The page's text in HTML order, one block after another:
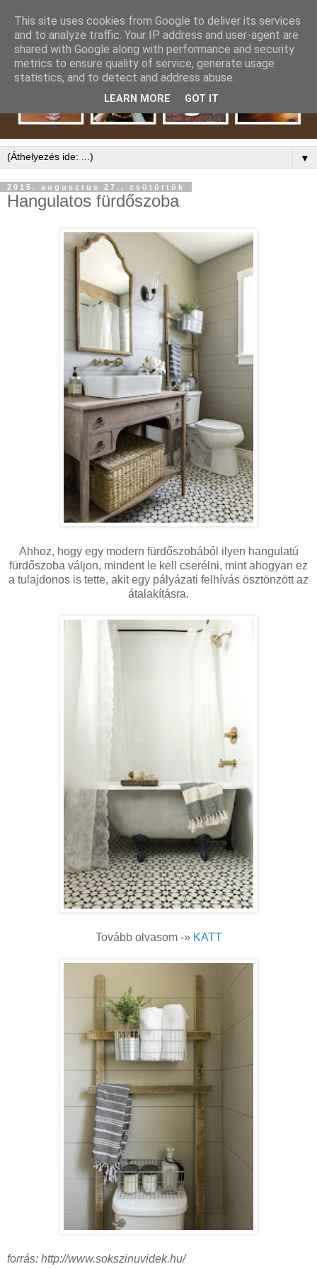
▼
2015. augusztus 27., csütörtök
Hangulatos fürdőszoba
Ahhoz, hogy egy modern fürdőszobából ilyen hangulatú
fürdőszoba váljon, mindent le kell cserélni, mint ahogyan ez
a tulajdonos is tette, akit egy pályázati felhívás ösztönzött az
átalakításra.
Tovább olvasom -» KATT
forrás: http://www.sokszinuvidek.hu/
This site uses cookies from Google to deliver its services
and to analyze traffic. Your IP address and user-agent are
shared with Google along with performance and security
metrics to ensure quality of service, generate usage
statistics, and to detect and address abuse.
LEARN MORE GOT IT